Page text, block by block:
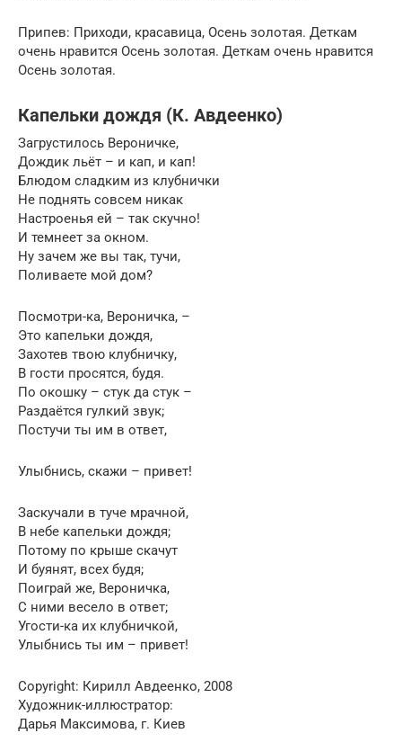
Припев: Приходи, красавица, Осень золотая. Деткам
очень нравится Осень золотая. Деткам очень нравится
Осень золотая.
Капельки дождя (К. Авдеенко)
Загрустилось Вероничке,
Дождик льёт – и кап, и кап!
Блюдом сладким из клубнички
Не поднять совсем никак
Настроенья ей – так скучно!
И темнеет за окном.
Ну зачем же вы так, тучи,
Поливаете мой дом?
Посмотри-ка, Вероничка, –
Это капельки дождя,
Захотев твою клубничку,
В гости просятся, будя.
По окошку – стук да стук –
Раздаётся гулкий звук;
Постучи ты им в ответ,
Улыбнись, скажи – привет!
Заскучали в туче мрачной,
В небе капельки дождя;
Потому по крыше скачут
И буянят, всех будя;
Поиграй же, Вероничка,
С ними весело в ответ;
Угости-ка их клубничкой,
Улыбнись ты им – привет!
Copyright: Кирилл Авдеенко, 2008
Художник-иллюстратор:
Дарья Максимова, г. Киев